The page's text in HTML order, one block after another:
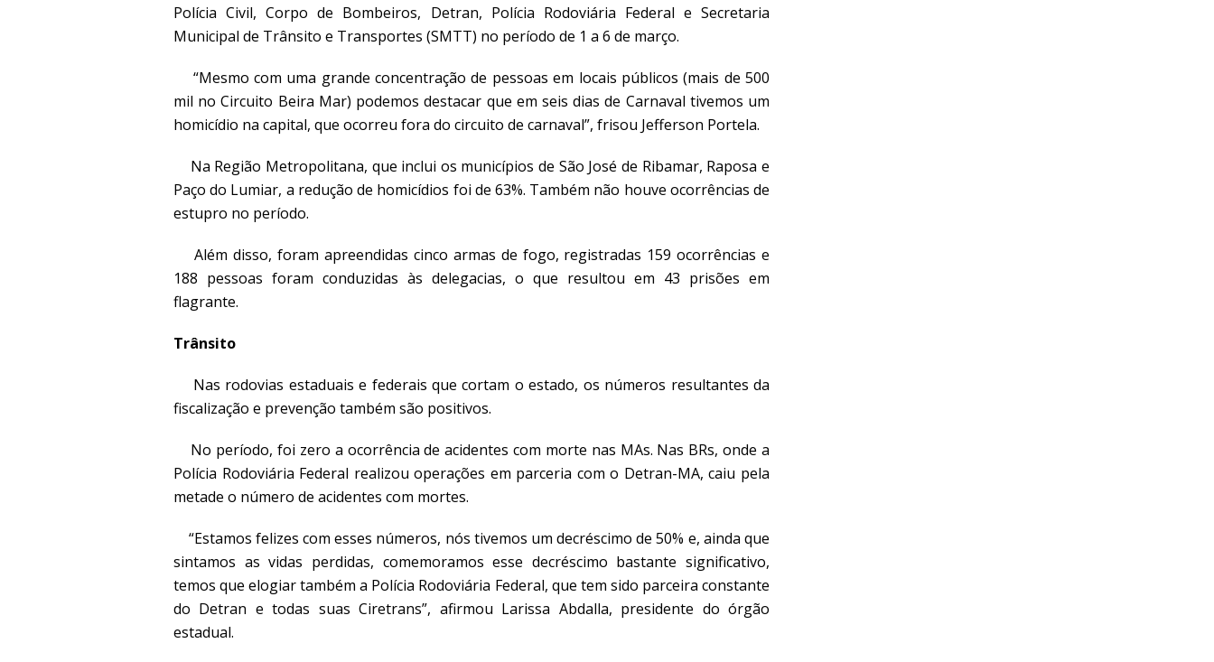
Polícia Civil, Corpo de Bombeiros, Detran, Polícia Rodoviária Federal e Secretaria
Municipal de Trânsito e Transportes (SMTT) no período de 1 a 6 de março.
“Mesmo com uma grande concentração de pessoas em locais públicos (mais de 500
mil no Circuito Beira Mar) podemos destacar que em seis dias de Carnaval tivemos um
homicídio na capital, que ocorreu fora do circuito de carnaval”, frisou Jefferson Portela.
Na Região Metropolitana, que inclui os municípios de São José de Ribamar, Raposa e
Paço do Lumiar, a redução de homicídios foi de 63%. Também não houve ocorrências de
estupro no período.
Além disso, foram apreendidas cinco armas de fogo, registradas 159 ocorrências e
188 pessoas foram conduzidas às delegacias, o que resultou em 43 prisões em
flagrante.
Trânsito
Nas rodovias estaduais e federais que cortam o estado, os números resultantes da
fiscalização e prevenção também são positivos.
No período, foi zero a ocorrência de acidentes com morte nas MAs. Nas BRs, onde a
Polícia Rodoviária Federal realizou operações em parceria com o Detran-MA, caiu pela
metade o número de acidentes com mortes.
“Estamos felizes com esses números, nós tivemos um decréscimo de 50% e, ainda que
sintamos as vidas perdidas, comemoramos esse decréscimo bastante significativo,
temos que elogiar também a Polícia Rodoviária Federal, que tem sido parceira constante
do Detran e todas suas Ciretrans”, afirmou Larissa Abdalla, presidente do órgão
estadual.